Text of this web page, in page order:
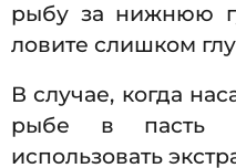
рыбу за нижнюю
ловите слишком
В случае, когда
рыбе в пасть
использовать